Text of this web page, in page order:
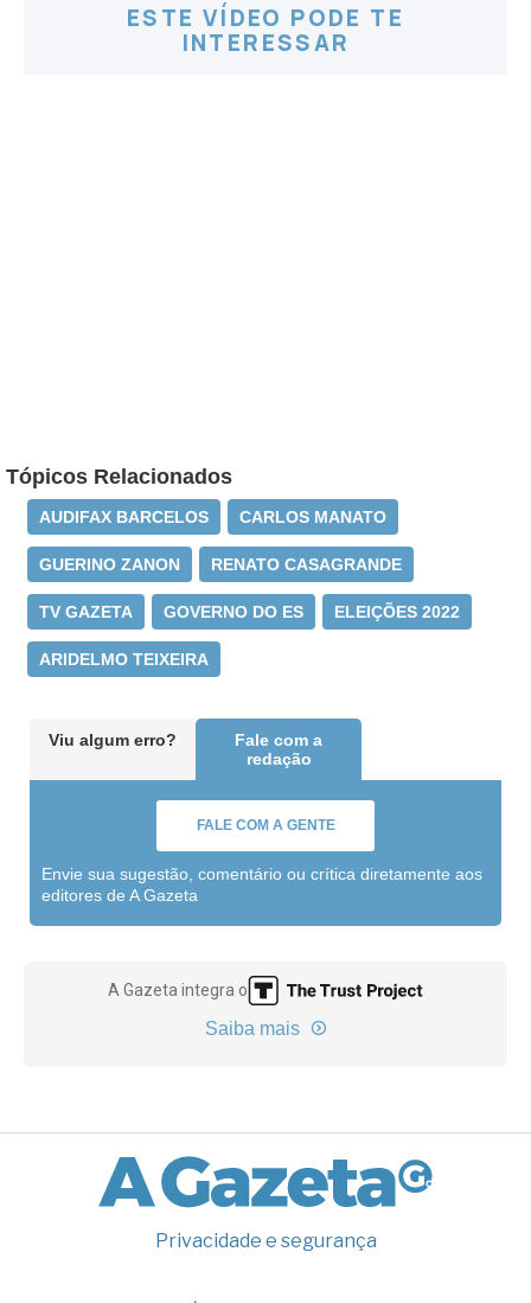
ESTE VÍDEO PODE TE
INTERESSAR
Tópicos Relacionados
AUDIFAX BARCELOS CARLOS MANATO
GUERINO ZANON RENATO CASAGRANDE
TV GAZETA GOVERNO DO ES ELEIÇÕES 2022
ARIDELMO TEIXEIRA
Viu algum erro?
Fale com a
redação
FALE COM A GENTE
Envie sua sugestão, comentário ou crítica diretamente aos
editores de A Gazeta
A Gazeta integra o
Saiba mais
Privacidade e segurança